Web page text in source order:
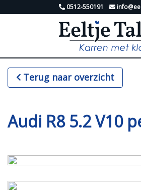
0512-550191
Terug naar overzicht
Audi R8 5.2 V10